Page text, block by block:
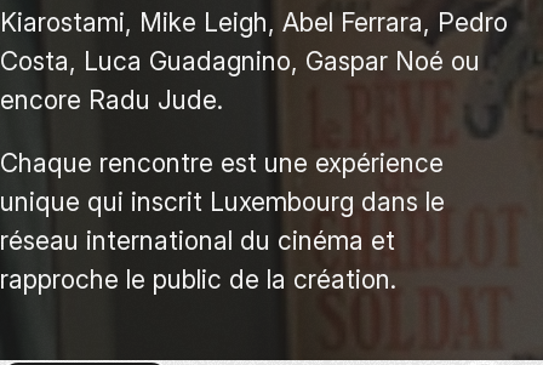
Kiarostami, Mike Leigh, Abel Ferrara, Pedro
Costa, Luca Guadagnino, Gaspar Noé ou
encore Radu Jude.
Chaque rencontre est une expérience
unique qui inscrit Luxembourg dans le
réseau international du cinéma et
rapproche le public de la création.